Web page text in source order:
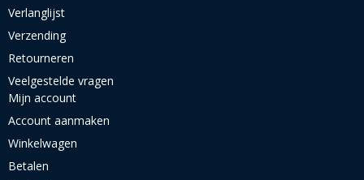
Verlanglijst
Verzending
Retourneren
Veelgestelde vragen
Mijn account
Account aanmaken
Winkelwagen
Betalen